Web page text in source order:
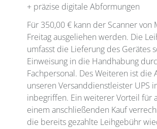
+ präzise digitale Abformungen
Für 350,00 € kann der Scanner von
Freitag ausgeliehen werden. Die
umfasst die Lieferung des Gerätes
Einweisung in die Handhabung
Fachpersonal. Des Weiteren ist die
unseren Versanddienstleister UPS
inbegriffen. Ein weiterer Vorteil für
einem anschließenden Kauf
die bereits gezahlte Leihgebühr